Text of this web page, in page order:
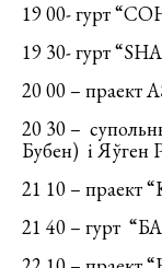
19 00- гурт
19 30- гурт
20 00 – праект
20 30 –
Бубен) і Яўген
21 10 – праект
21 40 – гурт